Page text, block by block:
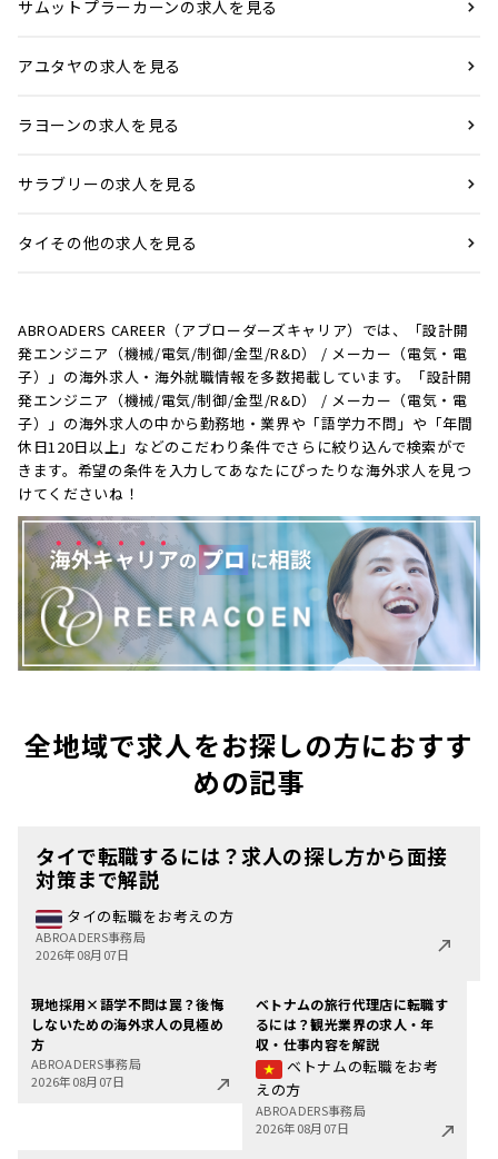
サムットプラーカーンの求人を見る
アユタヤの求人を見る
ラヨーンの求人を見る
サラブリーの求人を見る
タイその他の求人を見る
ABROADERS CAREER（アブローダーズキャリア）では、「設計開
発エンジニア（機械/電気/制御/金型/R&D） / メーカー（電気・電
子）」の海外求人・海外就職情報を多数掲載しています。「設計開
発エンジニア（機械/電気/制御/金型/R&D） / メーカー（電気・電
子）」の海外求人の中から勤務地・業界や「語学力不問」や「年間
休日120日以上」などのこだわり条件でさらに絞り込んで検索がで
きます。希望の条件を入力してあなたにぴったりな海外求人を見つ
けてくださいね！
全地域で求人をお探しの方におすす
めの記事
タイで転職するには？求人の探し方から面接
対策まで解説
タイの転職をお考えの方
ABROADERS事務局
2026年08月07日
現地採用×語学不問は罠？後悔
しないための海外求人の見極め
方
ABROADERS事務局
2026年08月07日
ベトナムの旅行代理店に転職す
るには？観光業界の求人・年
収・仕事内容を解説
ベトナムの転職をお考
えの方
ABROADERS事務局
2026年08月07日